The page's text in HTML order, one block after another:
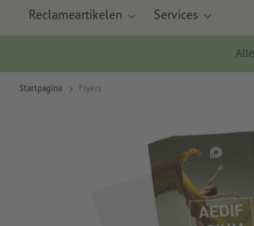
Reclameartikelen Services
Startpagina Flyers